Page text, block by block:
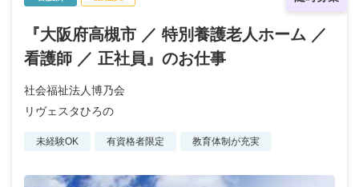
『大阪府高槻市 ／ 特別養護老人ホーム ／
看護師 ／ 正社員』のお仕事
社会福祉法人博乃会
リヴェスタひろの
未経験OK 有資格者限定 教育体制が充実